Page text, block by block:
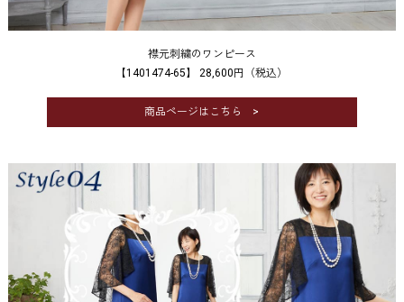
襟元刺繍のワンピース
【1401474-65】 28,600円（税込）
商品ページはこちら >